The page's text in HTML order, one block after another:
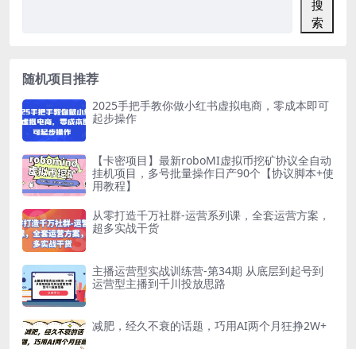
搜
索
随机项目推荐
2025手把手教你做小红书虚拟电商，零成本即可
起步操作
【卡密项目】最新roboMI虚拟币挖矿协议全自动
挂机项目，多号批量操作日产90个【协议脚本+使
用教程】
从零打造千万社群-运营系列课，全套运营方案，
超多实战干货
主播运营型实战训练营-第34期 从底层到起号到
运营型主播到千川投放思路
减肥，经久不衰的话题，巧用AI两个月狂挣2W+